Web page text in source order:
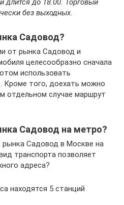
длится до 18.00. Торговый
без выходных.
Садовод?
от рынка Садовод и
целесообразно сначала
использовать
Кроме того, доехать можно
отдельном случае маршрут
Садовод на метро?
Садовод в Москве на
транспорта позволяет
адреса?
находятся 5 станций